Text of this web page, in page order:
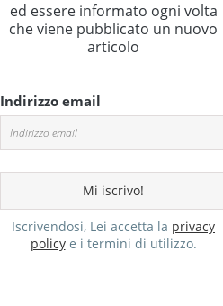
ed essere informato ogni volta
che viene pubblicato un nuovo
articolo
Indirizzo email
Iscrivendosi, Lei accetta la privacy
policye i termini di utilizzo.